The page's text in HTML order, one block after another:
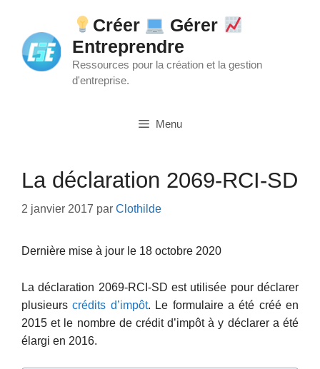
contenu
Créer
Gérer
Entreprendre
Ressources pour la création et la gestion
d'entreprise.
Menu
La déclaration 2069-RCI-SD
2 janvier 2017 par Clothilde
Dernière mise à jour le 18 octobre 2020
La déclaration 2069-RCI-SD est utilisée pour déclarer
plusieurscrédits d’impôt. Le formulaire a été créé en
2015 et le nombre de crédit d’impôt à y déclarer a été
élargi en 2016.